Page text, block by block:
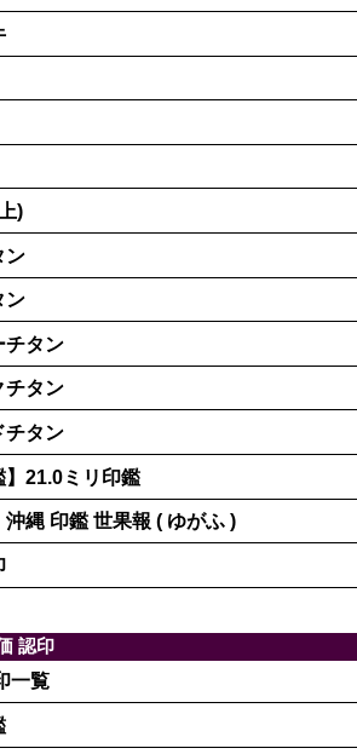
)
ン
ン
タン
タン
タン
21.0ミリ印鑑
縄 印鑑 世果報 ( ゆがふ )
認印
一覧